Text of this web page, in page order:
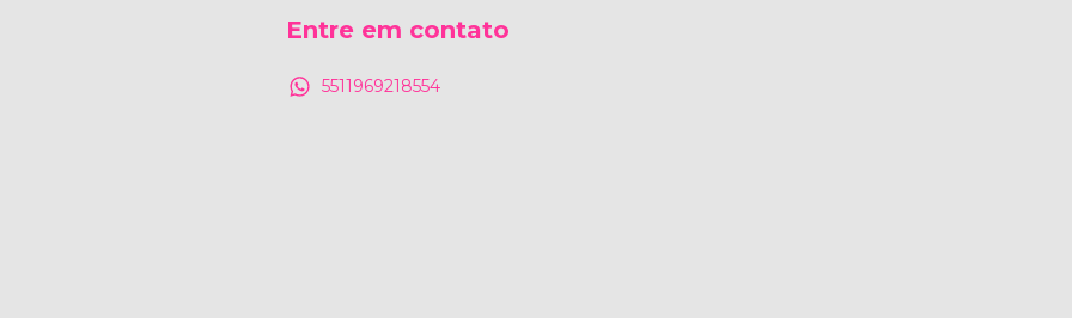
Entre em contato
5511969218554